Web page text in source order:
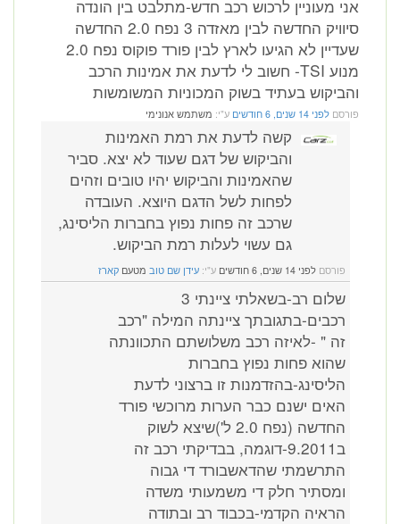
אני מעוניין לרכוש רכב חדש-מתלבט בין הונדה
סיוויק החדשה לבין מאזדה 3 נפח 2.0 החדשה
שעדיין לא הגיעו לארץ לבין פורד פוקוס נפח 2.0
מנוע TSI- חשוב לי לדעת את אמינות הרכב
והביקוש בעתיד בשוק המכוניות המשומשות
פורסם לפני 14 שנים, 6 חודשים ע"י: משתמש אנונימי
קשה לדעת את רמת האמינות
והביקוש של דגם שעוד לא יצא. סביר
שהאמינות והביקוש יהיו טובים וזהים
לפחות לשל הדגם היוצא. העובדה
שרכב זה פחות נפוץ בחברות הליסינג,
גם עשוי לעלות רמת הביקוש.
פורסם לפני 14 שנים, 6 חודשים ע"י: עידן שם טוב מטעם קארז
שלום רב-בשאלתי ציינתי 3
רכבים-בתגובתך ציינתה המילה "רכב
זה " -לאיזה רכב משלושתם התכוונתה
שהוא פחות נפוץ בחברות
הליסינג-בהזדמנות זו ברצוני לדעת
האים ישנם כבר הערות מרוכשי פורד
החדשה (נפח 2.0 ל')שיצא לשוק
ב9.2011-דוגמה, בבדיקתי רכב זה
התרשמתי שהדאשבורד די גבוה
ומסתיר חלק די משמעותי משדה
הראיה הקדמי-בכבוד רב ובתודה